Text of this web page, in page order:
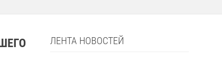
ЛЕНТА НОВОСТЕЙ